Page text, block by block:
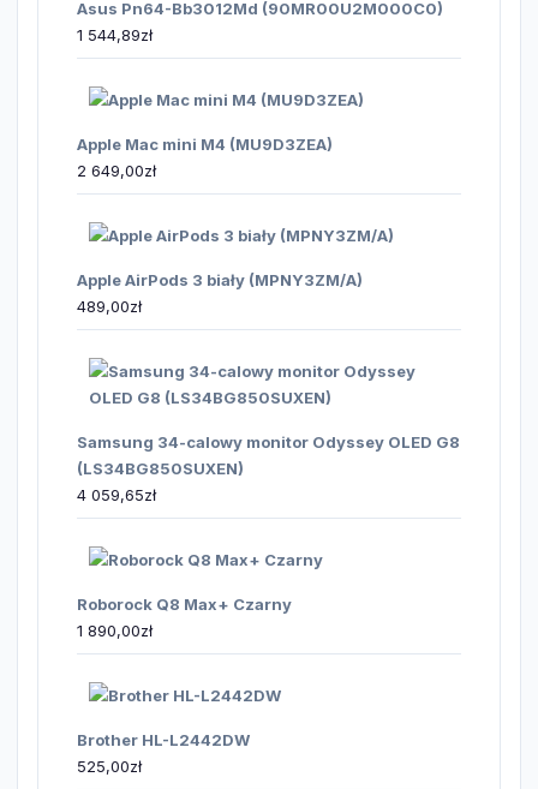
Asus Pn64-Bb3012Md (90MR00U2M000C0)
1 544,89zł
Apple Mac mini M4 (MU9D3ZEA)
2 649,00zł
Apple AirPods 3 biały (MPNY3ZM/A)
489,00zł
Samsung 34-calowy monitor Odyssey OLED G8
(LS34BG850SUXEN)
4 059,65zł
Roborock Q8 Max+ Czarny
1 890,00zł
Brother HL-L2442DW
525,00zł